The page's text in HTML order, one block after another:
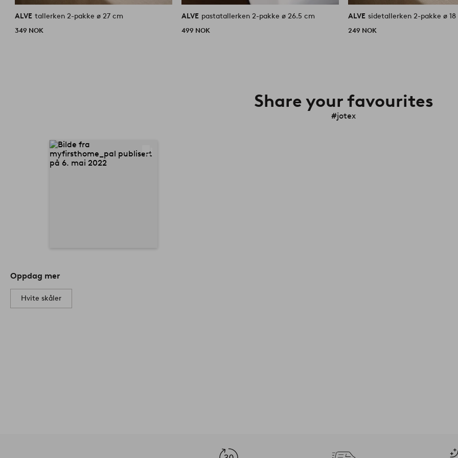
ALVE tallerken 2-pakke ø 27 cm
349 NOK
ALVE pastatallerken 2-pakke ø 26.5 cm
499 NOK
ALVE sidetallerken 2-pakke ø
249 NOK
Share your favourites
#jotex
Oppdag mer
Hvite skåler